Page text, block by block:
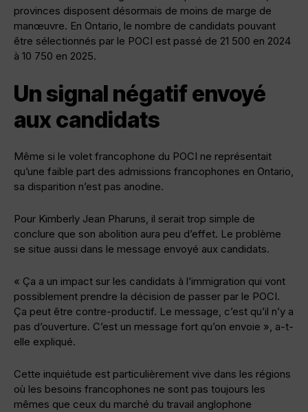
provinces disposent désormais de moins de marge de
manœuvre. En Ontario, le nombre de candidats pouvant
être sélectionnés par le POCI est passé de 21 500 en 2024
à 10 750 en 2025.
Un signal négatif envoyé
aux candidats
Même si le volet francophone du POCI ne représentait
qu’une faible part des admissions francophones en Ontario,
sa disparition n’est pas anodine.
Pour Kimberly Jean Pharuns, il serait trop simple de
conclure que son abolition aura peu d’effet. Le problème
se situe aussi dans le message envoyé aux candidats.
« Ça a un impact sur les candidats à l’immigration qui vont
possiblement prendre la décision de passer par le POCI.
Ça peut être contre-productif. Le message, c’est qu’il n’y a
pas d’ouverture. C’est un message fort qu’on envoie », a-t-
elle expliqué.
Cette inquiétude est particulièrement vive dans les régions
où les besoins francophones ne sont pas toujours les
mêmes que ceux du marché du travail anglophone